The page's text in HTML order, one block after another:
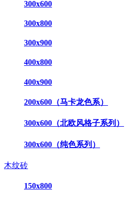
300x600
300x800
300x900
400x800
400x900
200x600（马卡龙色系）
300x600（北欧风格子系列）
300x600（纯色系列）
木纹砖
150x800